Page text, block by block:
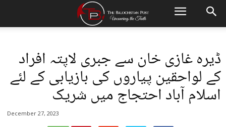
ڈیرہ غازی خان سے جبری لاپتہ افراد
کے لواحقین پیاروں کی بازیابی کے لئے
اسلام آباد احتجاج میں شریک
December 27, 2023